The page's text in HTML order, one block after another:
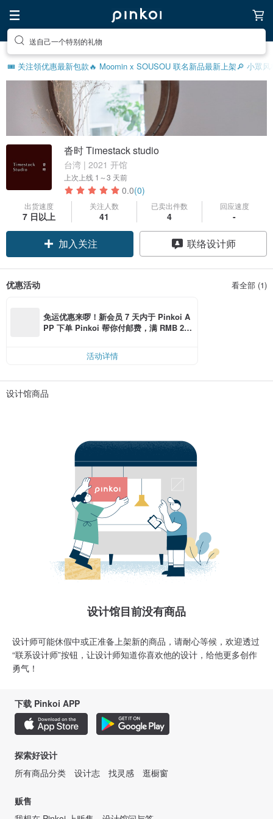
送自己一个特别的礼物
🎟️ 关注領优惠最新包款🔥 Moomin x SOUSOU 联名新品最新上架🔎 小眾
沓时 Timestack studio
台湾 | 2021 开馆
上次上线 1～3 天前
0.0(0)
出货速度
7 日以上
关注人数
41
已卖出件数
4
回应速度
-
加入关注 联络设计师
优惠活动 看全部 (1)
免运优惠来啰！新会员 7 天内于 Pinkoi A
PP 下单 Pinkoi 帮你付邮费，满 RMB 25
活动详情
设计馆商品
设计馆目前没有商品
设计师可能休假中或正准备上架新的商品，请耐心等候，欢迎透过
“联系设计师”按钮，让设计师知道你喜欢他的设计，给他更多创作
勇气！
下载 Pinkoi APP
探索好设计
所有商品分类
设计志 找灵感 逛橱窗
贩售